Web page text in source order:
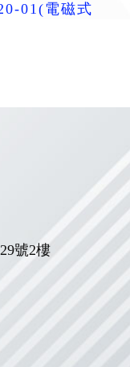
01(電磁式
號2樓